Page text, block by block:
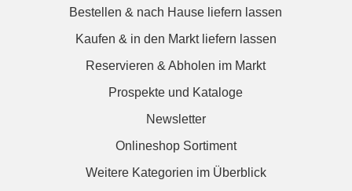
Bestellen & nach Hause liefern lassen
Kaufen & in den Markt liefern lassen
Reservieren & Abholen im Markt
Prospekte und Kataloge
Newsletter
Onlineshop Sortiment
Weitere Kategorien im Überblick